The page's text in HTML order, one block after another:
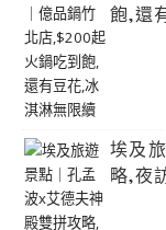
飽,還
埃及
略,夜